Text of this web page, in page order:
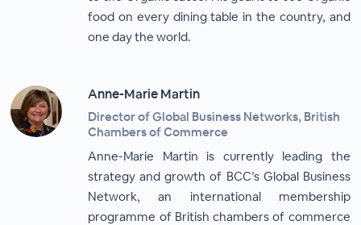
food on every dining table in the country, and
one day the world.
Anne-Marie Martin
Director of Global Business Networks, British
Chambers of Commerce
Anne-Marie Martin is currently leading the
strategy and growth of BCC’s Global Business
Network, an international membership
programme of British chambers of commerce